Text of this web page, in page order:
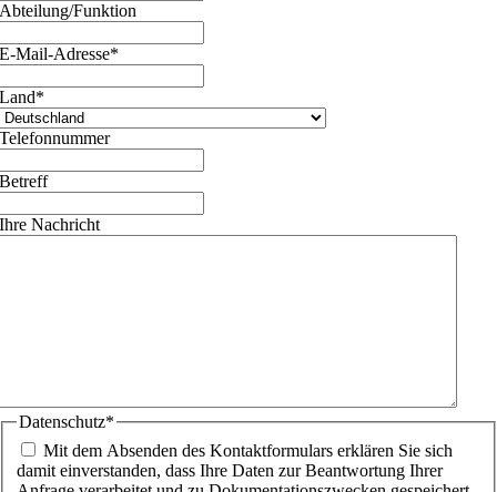
Abteilung/Funktion
E-Mail-Adresse*
Land*
Telefonnummer
Betreff
Ihre Nachricht
Datenschutz*
Mit dem Absenden des Kontaktformulars erklären Sie sich
damit einverstanden, dass Ihre Daten zur Beantwortung Ihrer